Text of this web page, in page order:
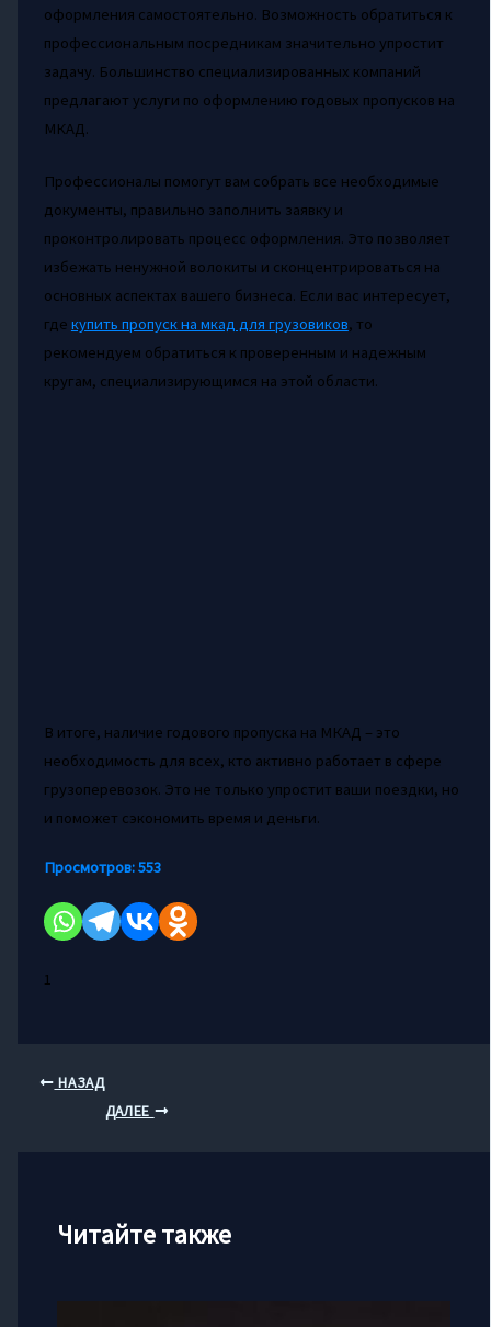
оформления самостоятельно. Возможность обратиться к
профессиональным посредникам значительно упростит
задачу. Большинство специализированных компаний
предлагают услуги по оформлению годовых пропусков на
МКАД.
Профессионалы помогут вам собрать все необходимые
документы, правильно заполнить заявку и
проконтролировать процесс оформления. Это позволяет
избежать ненужной волокиты и сконцентрироваться на
основных аспектах вашего бизнеса. Если вас интересует,
где купить пропуск на мкад для грузовиков, то
рекомендуем обратиться к проверенным и надежным
кругам, специализирующимся на этой области.
В итоге, наличие годового пропуска на МКАД – это
необходимость для всех, кто активно работает в сфере
грузоперевозок. Это не только упростит ваши поездки, но
и поможет сэкономить время и деньги.
Просмотров:553
1
НАЗАД
ДАЛЕЕ
Читайте также